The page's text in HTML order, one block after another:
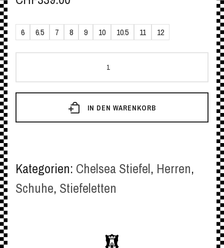
6 6.5 7 8 9 10 10.5 11 12
Boot
Cox
IN DEN WARENKORB
Kategorien: Chelsea Stiefel, Herren,
Schuhe, Stiefeletten